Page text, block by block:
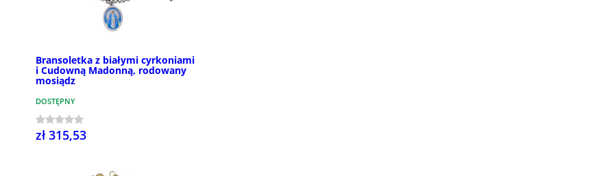
Bransoletka z białymi cyrkoniami
i Cudowną Madonną, rodowany
mosiądz
DOSTĘPNY
zł 315,53